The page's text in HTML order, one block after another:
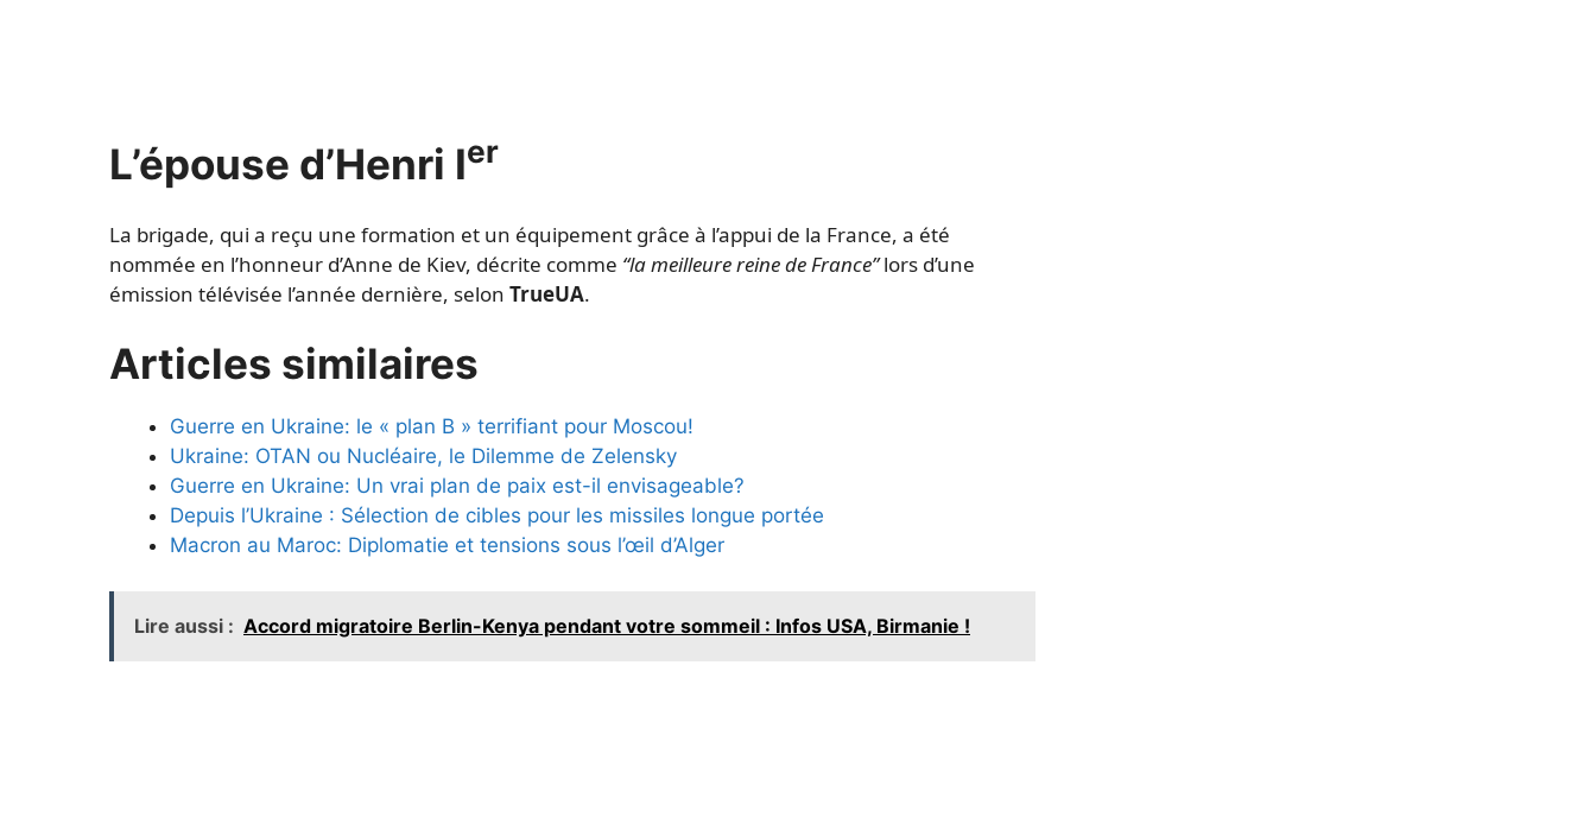
L’épouse d’Henri Ier
La brigade, qui a reçu une formation et un équipement grâce à l’appui de la France, a été
nommée en l’honneur d’Anne de Kiev, décrite comme “la meilleure reine de France”lors d’une
émission télévisée l’année dernière, selon TrueUA.
Articles similaires
Guerre en Ukraine: le « plan B » terrifiant pour Moscou!
Ukraine: OTAN ou Nucléaire, le Dilemme de Zelensky
Guerre en Ukraine: Un vrai plan de paix est-il envisageable?
Depuis l’Ukraine : Sélection de cibles pour les missiles longue portée
Macron au Maroc: Diplomatie et tensions sous l’œil d’Alger
Lire aussi : Accord migratoire Berlin-Kenya pendant votre sommeil : Infos USA, Birmanie !